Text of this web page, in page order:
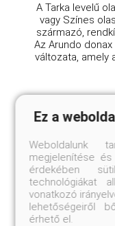
A Tarka levelű
vagy Színes
származó,
Az Arundo
változata, amely
Ez a
Weboldalunk
megjelenítése
érdekében
technológiákat
vonatkozó
lehetőségeiről
érhető el.